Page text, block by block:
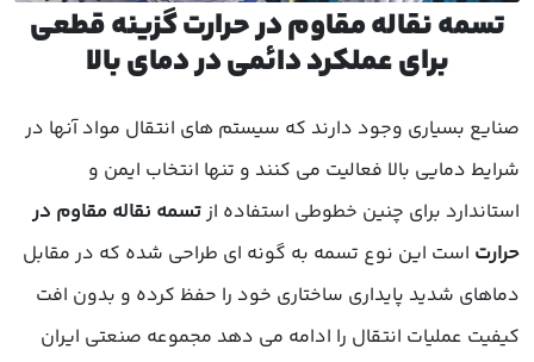
تسمه نقاله مقاوم در حرارت گزینه قطعی
برای عملکرد دائمی در دمای بالا
صنایع بسیاری وجود دارند که سیستم های انتقال مواد آنها در
شرایط دمایی بالا فعالیت می کنند و تنها انتخاب ایمن و
استاندارد برای چنین خطوطی استفاده ازتسمه نقاله مقاوم در
حرارت است این نوع تسمه به گونه ای طراحی شده که در مقابل
دماهای شدید پایداری ساختاری خود را حفظ کرده و بدون افت
کیفیت عملیات انتقال را ادامه می دهد مجموعه صنعتی ایران